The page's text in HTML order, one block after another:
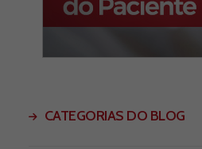
CATEGORIAS DO BLOG